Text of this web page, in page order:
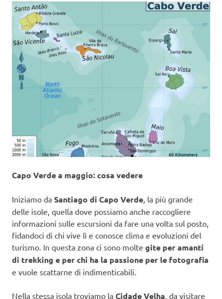
Capo Verde a maggio: cosa vedere
Iniziamo da Santiago di Capo Verde , la più grande
delle isole, quella dove possiamo anche raccogliere
informazioni sulle escursioni da fare una volta sul posto,
fidandoci di chi vive lì e conosce clima e evoluzioni del
turismo. In questa zona ci sono molte gite per amanti
di trekking e per chi ha la passione per le fotografia
e vuole scattarne di indimenticabili.
Nella stessa isola troviamo la Cidade Velha , da visitare